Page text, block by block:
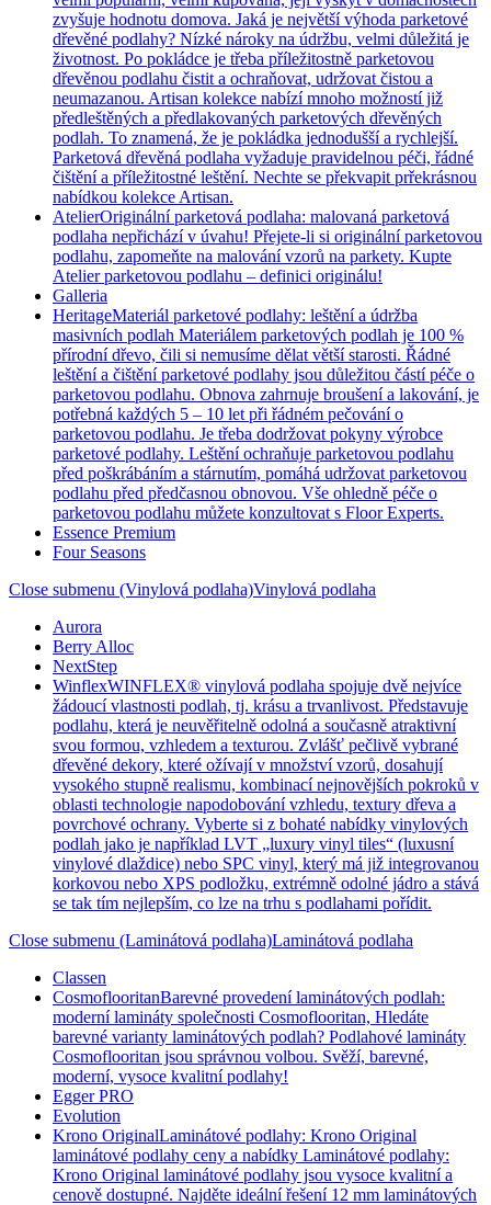
zvyšuje hodnotu domova. Jaká je největší výhoda parketové
dřevěné podlahy? Nízké nároky na údržbu, velmi důležitá je
životnost. Po pokládce je třeba příležitostně parketovou
dřevěnou podlahu čistit a ochraňovat, udržovat čistou a
neumazanou. Artisan kolekce nabízí mnoho možností již
předleštěných a předlakovaných parketových dřevěných
podlah. To znamená, že je pokládka jednodušší a rychlejší.
Parketová dřevěná podlaha vyžaduje pravidelnou péči, řádné
čištění a příležitostné leštění. Nechte se překvapit prřekrásnou
nabídkou kolekce Artisan.
AtelierOriginální parketová podlaha: malovaná parketová
podlaha nepřichází v úvahu! Přejete-li si originální parketovou
podlahu, zapomeňte na malování vzorů na parkety. Kupte
Atelier parketovou podlahu – definici originálu!
Galleria
HeritageMateriál parketové podlahy: leštění a údržba
masivních podlah Materiálem parketových podlah je 100 %
přírodní dřevo, čili si nemusíme dělat větší starosti. Řádné
leštění a čištění parketové podlahy jsou důležitou částí péče o
parketovou podlahu. Obnova zahrnuje broušení a lakování, je
potřebná každých 5 – 10 let při řádném pečování o
parketovou podlahu. Je třeba dodržovat pokyny výrobce
parketové podlahy. Leštění ochraňuje parketovou podlahu
před poškrábáním a stárnutím, pomáhá udržovat parketovou
podlahu před předčasnou obnovou. Vše ohledně péče o
parketovou podlahu můžete konzultovat s Floor Experts.
Essence Premium
Four Seasons
Close submenu (Vinylová podlaha)Vinylová podlaha
Aurora
Berry Alloc
NextStep
WinflexWINFLEX® vinylová podlaha spojuje dvě nejvíce
žádoucí vlastnosti podlah, tj. krásu a trvanlivost. Představuje
podlahu, která je neuvěřitelně odolná a současně atraktivní
svou formou, vzhledem a texturou. Zvlášť pečlivě vybrané
dřevěné dekory, které ožívají v množství vzorů, dosahují
vysokého stupně realismu, kombinací nejnovějších pokroků v
oblasti technologie napodobování vzhledu, textury dřeva a
povrchové ochrany. Vyberte si z bohaté nabídky vinylových
podlah jako je například LVT „luxury vinyl tiles“ (luxusní
vinylové dlaždice) nebo SPC vinyl, který má již integrovanou
korkovou nebo XPS podložku, extrémně odolné jádro a stává
se tak tím nejlepším, co lze na trhu s podlahami pořídit.
Close submenu (Laminátová podlaha)Laminátová podlaha
Classen
CosmoflooritanBarevné provedení laminátových podlah:
moderní lamináty společnosti Cosmoflooritan, Hledáte
barevné varianty laminátových podlah? Podlahové lamináty
Cosmoflooritan jsou správnou volbou. Svěží, barevné,
moderní, vysoce kvalitní podlahy!
Egger PRO
Evolution
Krono OriginalLaminátové podlahy: Krono Original
laminátové podlahy ceny a nabídky Laminátové podlahy:
Krono Original laminátové podlahy jsou vysoce kvalitní a
cenově dostupné. Najděte ideální řešení 12 mm laminátových